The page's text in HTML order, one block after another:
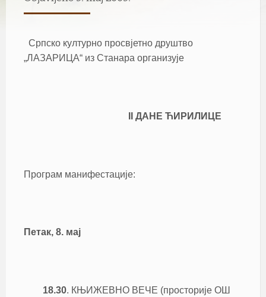
Српско културно просвјетно друштво
„ЛАЗАРИЦА“ из Станара организује
II ДАНЕ ЋИРИЛИЦЕ
Програм манифестације:
Петак, 8. мај
18.30. КЊИЖЕВНО ВЕЧЕ (просторије ОШ